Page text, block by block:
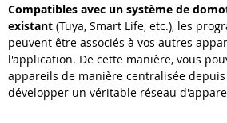
Compatibles avec un système de
existant (Tuya, Smart Life, etc.), les
peuvent être associés à vos autres
l'application. De cette manière, vous
appareils de manière centralisée
développer un véritable réseau